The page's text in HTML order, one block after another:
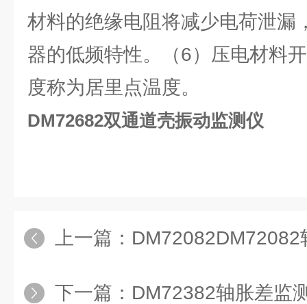
材料的绝缘电阻将减少电荷泄漏
器的低频特性。（6）压电材料
度称为居里点温度。
DM72682双通道壳振动监测仪
上一篇： DM72082DM72082
下一篇： DM72382轴胀差监